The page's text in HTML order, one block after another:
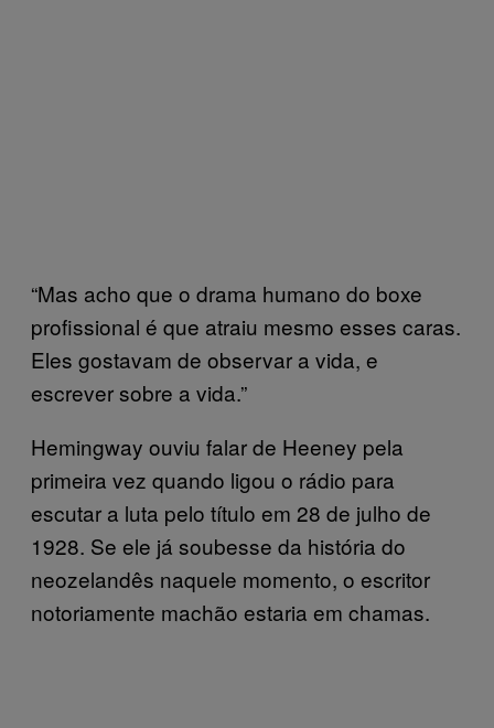
“Mas acho que o drama humano do boxe
profissional é que atraiu mesmo esses caras.
Eles gostavam de observar a vida, e
escrever sobre a vida.”
Hemingway ouviu falar de Heeney pela
primeira vez quando ligou o rádio para
escutar a luta pelo título em 28 de julho de
1928. Se ele já soubesse da história do
neozelandês naquele momento, o escritor
notoriamente machão estaria em chamas.